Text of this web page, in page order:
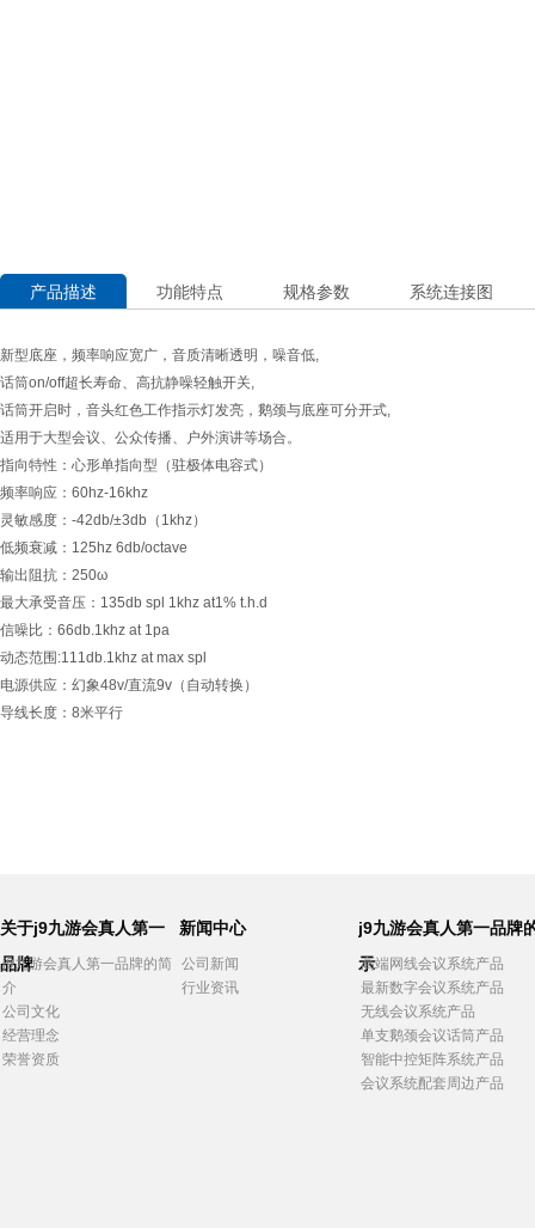
产品描述 功能特点 规格参数 系统连接图
新型底座，频率响应宽广，音质清晰透明，噪音低,
话筒on/off超长寿命、高抗静噪轻触开关,
话筒开启时，音头红色工作指示灯发亮，鹅颈与底座可分开式,
适用于大型会议、公众传播、户外演讲等场合。
指向特性：心形单指向型（驻极体电容式）
频率响应：60hz-16khz
灵敏感度：-42db/±3db（1khz）
低频衰减：125hz 6db/octave
输出阻抗：250ω
最大承受音压：135db spl 1khz at1% t.h.d
信噪比：66db.1khz at 1pa
动态范围:111db.1khz at max spl
电源供应：幻象48v/直流9v（自动转换）
导线长度：8米平行
关于j9九游会真人第一
品牌
j9九游会真人第一品牌的简
介
公司文化
经营理念
荣誉资质
新闻中心
公司新闻
行业资讯
j9九游会真人第一品牌
示
高端网线会议系统产品
最新数字会议系统产品
无线会议系统产品
单支鹅颈会议话筒产品
智能中控矩阵系统产品
会议系统配套周边产品